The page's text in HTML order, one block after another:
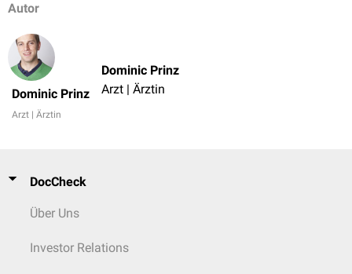
Autor
Dominic Prinz
Arzt | Ärztin
Dominic Prinz
Arzt | Ärztin
DocCheck
Über Uns
Investor Relations